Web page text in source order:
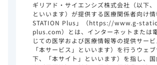
ギリアド・サイエンシズ株式会社（以下、
といいます）が提供する医療関係者向け
STATION Plus」（https://www.g-
plus.com）とは、インターネットまたは
じての医学および医療情報等の提供サービ
「本サービス」といいます）を行うウェ
下、「本サイト」といいます）を指し、